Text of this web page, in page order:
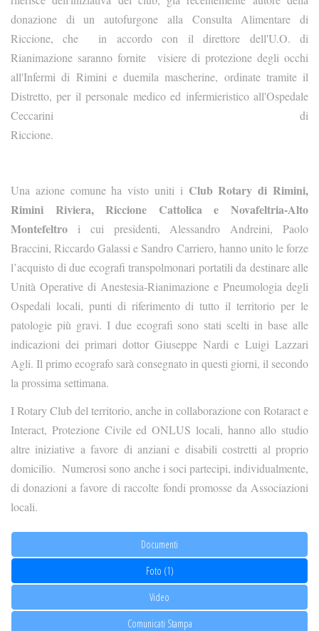
donazione di un autofurgone alla Consulta Alimentare di
Riccione, che in accordo con il direttore dell'U.O. di
Rianimazione saranno fornite visiere di protezione degli occhi
all'Infermi di Rimini e duemila mascherine, ordinate tramite il
Distretto, per il personale medico ed infermieristico all'Ospedale
Ceccarini di
Riccione.
Una azione comune ha visto uniti i Club Rotary di Rimini,
Rimini Riviera, Riccione Cattolica e Novafeltria-Alto
Montefeltro i cui presidenti, Alessandro Andreini, Paolo
Braccini, Riccardo Galassi e Sandro Carriero, hanno unito le forze
l’acquisto di due ecografi transpolmonari portatili da destinare alle
Unità Operative di Anestesia-Rianimazione e Pneumologia degli
Ospedali locali, punti di riferimento di tutto il territorio per le
patologie più gravi. I due ecografi sono stati scelti in base alle
indicazioni dei primari dottor Giuseppe Nardi e Luigi Lazzari
Agli. Il primo ecografo sarà consegnato in questi giorni, il secondo
la prossima settimana.
I Rotary Club del territorio, anche in collaborazione con Rotaract e
Interact, Protezione Civile ed ONLUS locali, hanno allo studio
altre iniziative a favore di anziani e disabili costretti al proprio
domicilio. Numerosi sono anche i soci partecipi, individualmente,
di donazioni a favore di raccolte fondi promosse da Associazioni
locali.
Documenti
Foto (1)
Video
Comunicati Stampa